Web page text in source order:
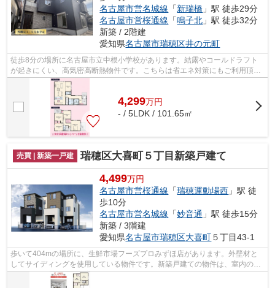
名古屋市営名城線 「新瑞橋 」駅 徒歩29分
名古屋市営桜通線 「鳴子北 」駅 徒歩32分
新築 / 2階建
愛知県名古屋市瑞穂区井の元町
徒歩8分の場所に名古屋市立中根小学校があります。結露やコールドラフト
が起きにくい、高気密高断熱物件です。こちらは省エネ対策にもご利用頂け
ます。前面道路6m以上は確保しているの...
4,299万円
- / 5LDK / 101.65㎡
売買 | 新築一戸建 瑞穂区大喜町５丁目新築戸建て
4,499万円
名古屋市営桜通線 「瑞穂運動場西 」駅 徒
歩10分
名古屋市営名城線 「妙音通 」駅 徒歩15分
新築 / 3階建
愛知県名古屋市瑞穂区大喜町５丁目43-1
歩いて404mの場所に、生鮮市場フーズプロみずほ店があります。外壁材と
してサイディングを使用している物件です。新築戸建ての物件は、室内のレ
イアウトも自分好みに変更可能です。